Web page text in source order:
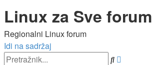
Linux za Sve forum
Regionalni Linux forum
Idi na sadržaj
Pretražnik